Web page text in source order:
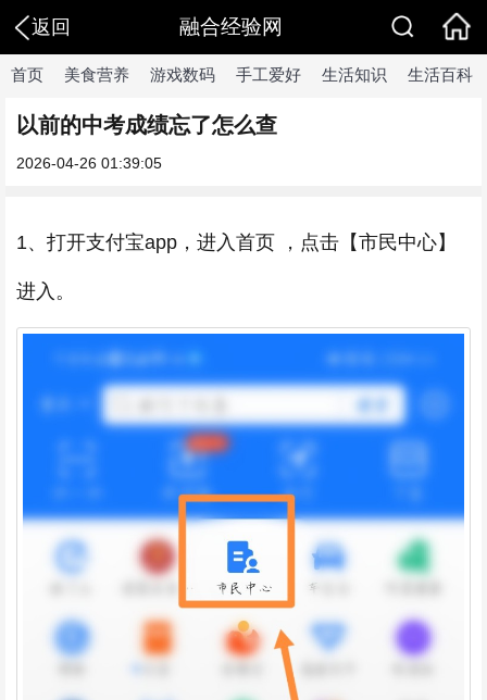
返回 融合经验网
首页 美食营养 游戏数码 手工爱好 生活知识 生活百科
以前的中考成绩忘了怎么查
2026-04-26 01:39:05
1、打开支付宝app，进入首页 ，点击【市民中心】
进入。